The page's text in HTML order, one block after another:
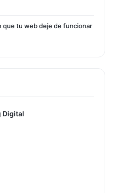
que tu web deje de funcionar
Digital